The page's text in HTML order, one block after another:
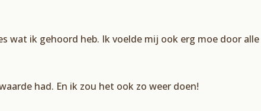
wat ik gehoord heb. Ik voelde mij ook erg moe door alle
had. En ik zou het ook zo weer doen!